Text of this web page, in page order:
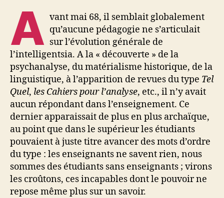
A vant mai 68, il semblait globalement
qu’aucune pédagogie ne s’articulait
sur l’évolution générale de
l’intelligentsia. A la « découverte » de la
psychanalyse, du matérialisme historique, de la
linguistique, à l’apparition de revues du type Tel
Quel, les Cahiers pour l’analyse, etc., il n’y avait
aucun répondant dans l’enseignement. Ce
dernier apparaissait de plus en plus archaïque,
au point que dans le supérieur les étudiants
pouvaient à juste titre avancer des mots d’ordre
du type : les enseignants ne savent rien, nous
sommes des étudiants sans enseignants ; virons
les croûtons, ces incapables dont le pouvoir ne
repose même plus sur un savoir.